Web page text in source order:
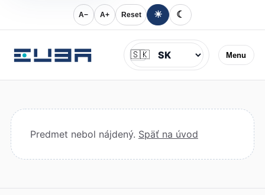
A− A+ Reset ☀ ☾
Menu
Jazyk
🇸🇰
Predmet nebol nájdený. Späť na úvod